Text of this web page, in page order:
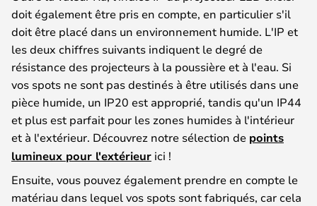
doit également être pris en compte, en particulier s'il
doit être placé dans un environnement humide. L'IP et
les deux chiffres suivants indiquent le degré de
résistance des projecteurs à la poussière et à l'eau. Si
vos spots ne sont pas destinés à être utilisés dans une
pièce humide, un IP20 est approprié, tandis qu'un IP44
et plus est parfait pour les zones humides à l'intérieur
et à l'extérieur. Découvrez notre sélection de points
lumineux pour l'extérieur ici !
Ensuite, vous pouvez également prendre en compte le
matériau dans lequel vos spots sont fabriqués, car cela